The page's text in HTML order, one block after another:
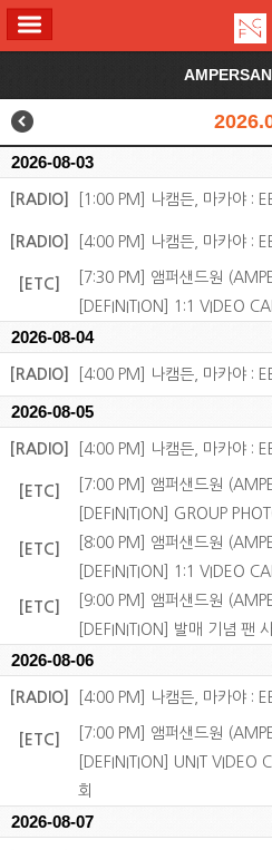
2026-08-03
[RADIO] [1:00 PM] 나캠든, 마카야 :
[RADIO] [4:00 PM] 나캠든, 마카야 :
[ETC]
[7:30 PM] 앰퍼샌드원
[DEFINITION] 1:1 VIDEO
2026-08-04
[RADIO] [4:00 PM] 나캠든, 마카야 :
2026-08-05
[RADIO] [4:00 PM] 나캠든, 마카야 :
[ETC]
[7:00 PM] 앰퍼샌드원
[DEFINITION] GROUP
[ETC]
[8:00 PM] 앰퍼샌드원
[DEFINITION] 1:1 VIDEO
[ETC]
[9:00 PM] 앰퍼샌드원
[DEFINITION] 발매 기념 팬
2026-08-06
[RADIO] [4:00 PM] 나캠든, 마카야 :
[ETC]
[7:00 PM] 앰퍼샌드원
[DEFINITION] UNIT VIDEO
회
2026-08-07